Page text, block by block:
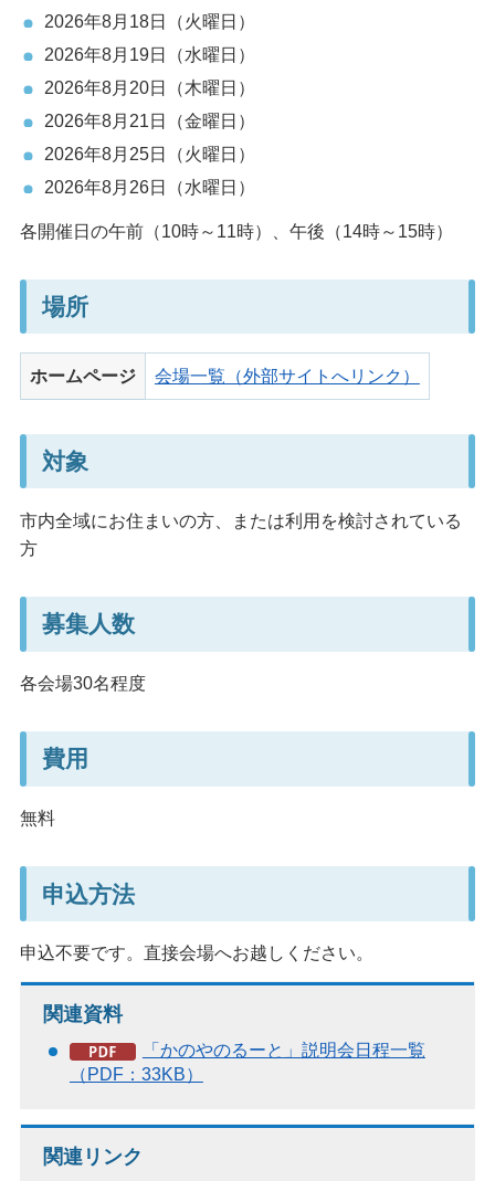
2026年8月18日（火曜日）
2026年8月19日（水曜日）
2026年8月20日（木曜日）
2026年8月21日（金曜日）
2026年8月25日（火曜日）
2026年8月26日（水曜日）
各開催日の午前（10時～11時）、午後（14時～15時）
場所
ホームページ 会場一覧（外部サイトへリンク）
対象
市内全域にお住まいの方、または利用を検討されている
方
募集人数
各会場30名程度
費用
無料
申込方法
申込不要です。直接会場へお越しください。
関連資料
「かのやのるーと」説明会日程一覧
（PDF：33KB）
関連リンク